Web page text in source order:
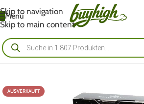
Skip to navigation
Skip to main content
Menü
AUSVERKAUFT